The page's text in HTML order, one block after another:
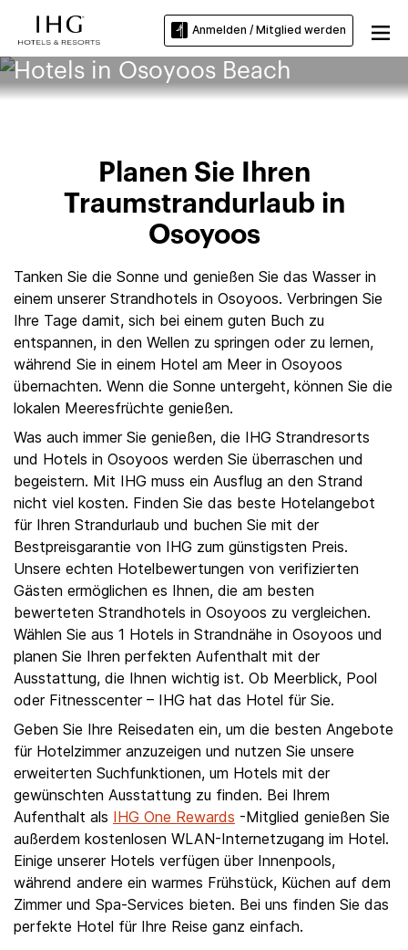
Anmelden / Mitglied werden
Hotels in Osoyoos Beach
Planen Sie Ihren
Traumstrandurlaub in
Osoyoos
Tanken Sie die Sonne und genießen Sie das Wasser in
einem unserer Strandhotels in Osoyoos. Verbringen Sie
Ihre Tage damit, sich bei einem guten Buch zu
entspannen, in den Wellen zu springen oder zu lernen,
während Sie in einem Hotel am Meer in Osoyoos
übernachten. Wenn die Sonne untergeht, können Sie die
lokalen Meeresfrüchte genießen.
Was auch immer Sie genießen, die IHG Strandresorts
und Hotels in Osoyoos werden Sie überraschen und
begeistern. Mit IHG muss ein Ausflug an den Strand
nicht viel kosten. Finden Sie das beste Hotelangebot
für Ihren Strandurlaub und buchen Sie mit der
Bestpreisgarantie von IHG zum günstigsten Preis.
Unsere echten Hotelbewertungen von verifizierten
Gästen ermöglichen es Ihnen, die am besten
bewerteten Strandhotels in Osoyoos zu vergleichen.
Wählen Sie aus 1 Hotels in Strandnähe in Osoyoos und
planen Sie Ihren perfekten Aufenthalt mit der
Ausstattung, die Ihnen wichtig ist. Ob Meerblick, Pool
oder Fitnesscenter – IHG hat das Hotel für Sie.
Geben Sie Ihre Reisedaten ein, um die besten Angebote
für Hotelzimmer anzuzeigen und nutzen Sie unsere
erweiterten Suchfunktionen, um Hotels mit der
gewünschten Ausstattung zu finden. Bei Ihrem
Aufenthalt als IHG One Rewards -Mitglied genießen Sie
außerdem kostenlosen WLAN-Internetzugang im Hotel.
Einige unserer Hotels verfügen über Innenpools,
während andere ein warmes Frühstück, Küchen auf dem
Zimmer und Spa-Services bieten. Bei uns finden Sie das
perfekte Hotel für Ihre Reise ganz einfach.